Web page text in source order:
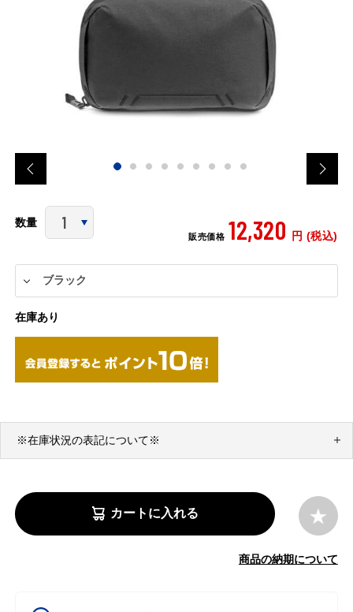
数量
販売価格 12,320 円 (税込)
在庫あり
※在庫状況の表記について※
カートに入れる
商品の納期について